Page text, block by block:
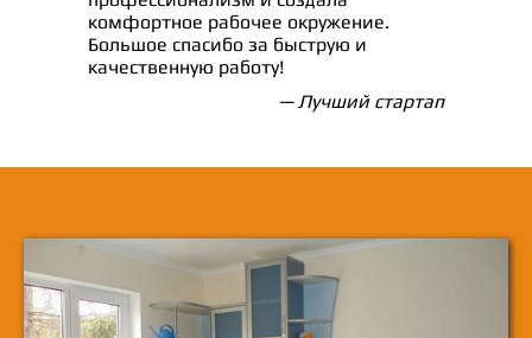
комфортное рабочее окружение.
Большое спасибо за быструю и
качественную работу!
— Лучший стартап